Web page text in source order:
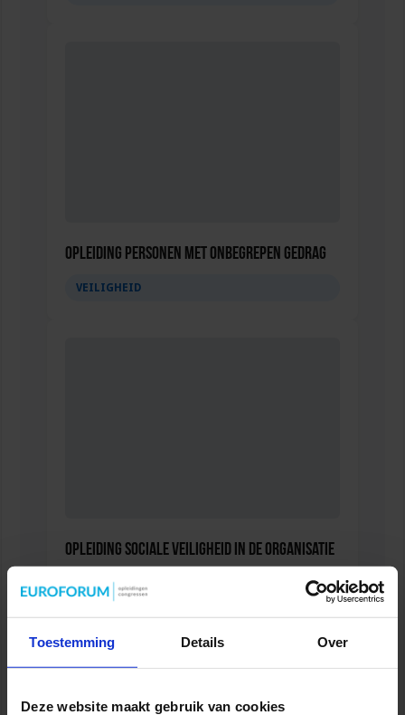
Toestemming Details Over
Deze website maakt gebruik van cookies
Opleiding Personen met onbegrepen gedrag
VEILIGHEID
Opleiding Sociale Veiligheid in de Organisatie
VEILIGHEID